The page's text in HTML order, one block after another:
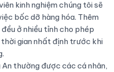
kinh nghiệm chúng tôi sẽ
bốc dỡ hàng hóa. Thêm
ở nhiều tỉnh cho phép
gian nhất định trước khi
An thường được các cá nhân,